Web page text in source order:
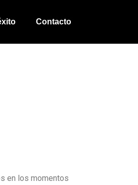
Contacto
en los momentos